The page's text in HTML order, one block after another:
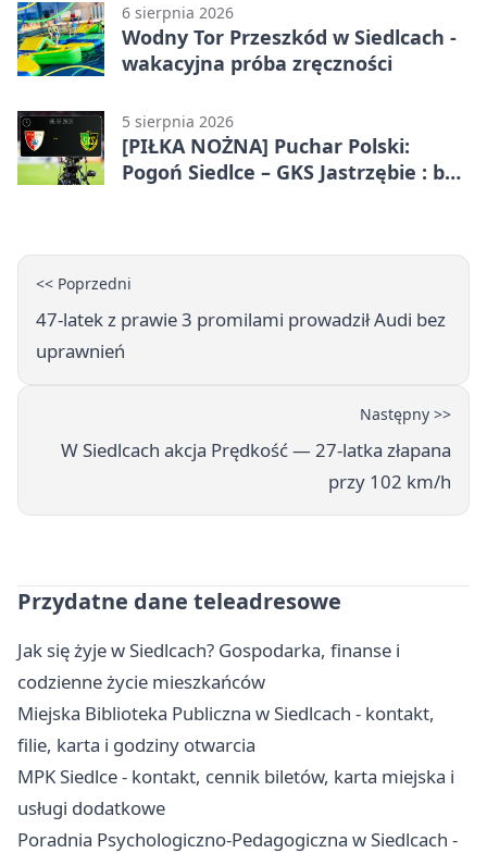
6 sierpnia 2026
Wodny Tor Przeszkód w Siedlcach -
wakacyjna próba zręczności
5 sierpnia 2026
[PIŁKA NOŻNA] Puchar Polski:
Pogoń Siedlce – GKS Jastrzębie : bez
<< Poprzedni
47-latek z prawie 3 promilami prowadził Audi bez
uprawnień
Następny >>
W Siedlcach akcja Prędkość — 27-latka złapana
przy 102 km/h
Przydatne dane teleadresowe
Jak się żyje w Siedlcach? Gospodarka, finanse i
codzienne życie mieszkańców
Miejska Biblioteka Publiczna w Siedlcach - kontakt,
filie, karta i godziny otwarcia
MPK Siedlce - kontakt, cennik biletów, karta miejska i
usługi dodatkowe
Poradnia Psychologiczno-Pedagogiczna w Siedlcach -